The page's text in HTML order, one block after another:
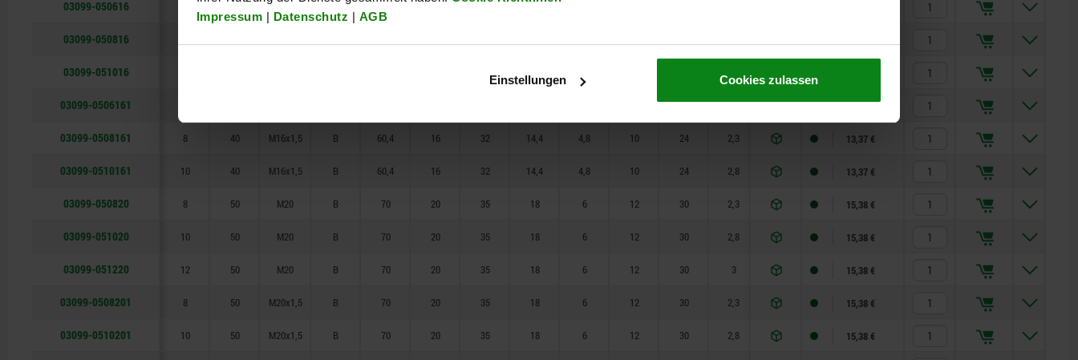
Impressum | Datenschutz | AGB
Einstellungen Cookies zulassen
03099-050616
03099-050816
03099-051016 14,4
03099-0506161 24 1,8 15 13,37 €
03099-0508161 8 40 M16x1,5 B 60,4 16 32 14,4 4,8 10 24 2,3 15 13,37 €
03099-0510161 10 40 M16x1,5 B 60,4 16 32 14,4 4,8 10 24 2,8 15 13,37 €
03099-050820 8 50 M20 B 70 20 35 18 6 12 30 2,3 20 15,38 €
03099-051020 10 50 M20 B 70 20 35 18 6 12 30 2,8 20 15,38 €
03099-051220 12 50 M20 B 70 20 35 18 6 12 30 3 20 15,38 €
03099-0508201 8 50 M20x1,5 B 70 20 35 18 6 12 30 2,3 20 15,38 €
03099-0510201 10 50 M20x1,5 B 70 20 35 18 6 12 30 2,8 20 15,38 €